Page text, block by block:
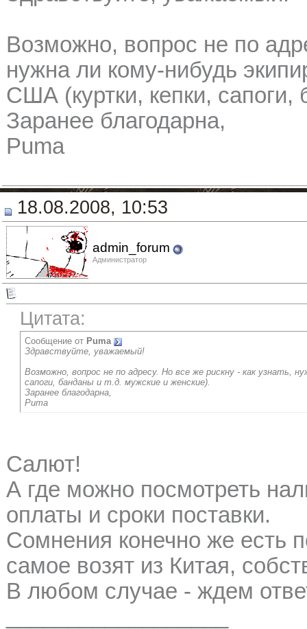
Возможно, вопрос не по
нужна ли кому-нибудь
США (куртки, кепки,
Заранее благодарна,
Puma
18.08.2008, 10:53
admin_forum
Администратор
Цитата:
Сообщение от Puma
Здравствуйте, уважаемый!
Возможно, вопрос не по адресу. Но все же рискну - как узнать,
сапоги, банданы и т.д. мужские и женские).
Заранее благодарна,
Puma
Салют!
А где можно посмотреть
оплаты и сроки поставки.
Сомнения конечно же есть
самое возят из Китая,
В любом случае - ждем